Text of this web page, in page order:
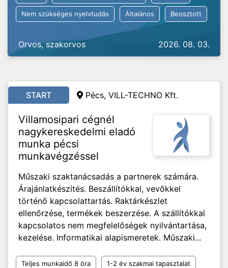
Nem szükséges nyelvtudás Általános Beosztott
Orvos, szakorvos 2026. 08. 03.
START Pécs, VILL-TECHNO Kft.
Villamosipari cégnél
nagykereskedelmi eladó
munka pécsi
munkavégzéssel
Műszaki szaktanácsadás a partnerek számára.
Árajánlatkészítés. Beszállítókkal, vevőkkel
történő kapcsolattartás. Raktárkészlet
ellenőrzése, termékek beszerzése. A szállítókkal
kapcsolatos nem megfelelőségek nyilvántartása,
kezelése. Informatikai alapismeretek. Műszaki...
Teljes munkaidő 8 óra 1-2 év szakmai tapasztalat